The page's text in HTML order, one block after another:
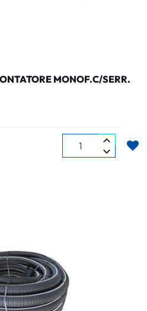
MONOF.C/SERR.